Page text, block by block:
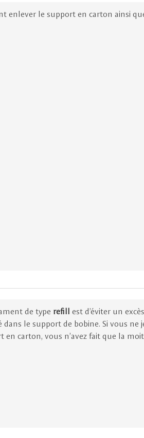
enlever le support en carton ainsi
de type refill est d’éviter un
le support de bobine. Si vous ne
carton, vous n’avez fait que la